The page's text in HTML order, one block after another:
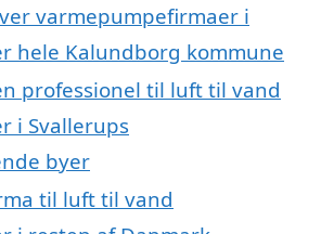
varmepumpefirmaer i
hele Kalundborg kommune
professionel til luft til vand
i Svallerups
byer
til luft til vand